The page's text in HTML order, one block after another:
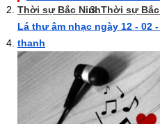
Thời sự Bắc NinhThời sự
Lá thư âm nhạc ngày 12 - 02
thanh